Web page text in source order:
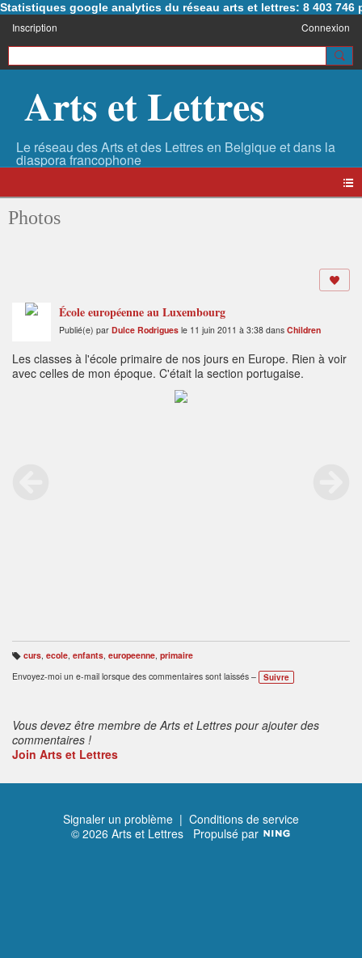
Statistiques google analytics du réseau arts et lettres: 8 403 746
Inscription Connexion
Arts et Lettres
Photos
École européenne au Luxembourg
Publié(e) par Dulce Rodrigues le 11 juin 2011 à 3:38 dans Children
Les classes à l'école primaire de nos jours en Europe. Rien à voir
avec celles de mon époque. C'était la section portugaise.
B
ali
s
curs, ecole, enfants, europeenne, primaire
Envoyez-moi un e-mail lorsque des commentaires sont laissés –
Suivre
Vous devez être membre de Arts et Lettres pour ajouter des
commentaires !
Join Arts et Lettres
Signaler un problème | Conditions de service
© 2026 Arts et Lettres Propulsé par